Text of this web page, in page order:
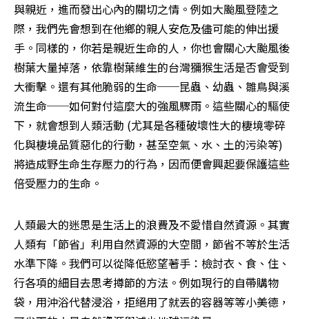
與親近，進而發出心內的關切之情。例如大颱風登陸之
際，我們先會想到在他鄉的親人安危及儘可能的伸出援
手。同樣的，你若是親近生命的人，你也會關心大颱風後
樹葉大量掉落，依靠樹葉維生的台灣獼猴生活是否會受到
大衝擊。還有其他脆弱的生命──昆蟲、幼蟲、雛鳥與溪
流生命──如何對付這麼大的強風驟雨。這些關心的驅使
下，就會想到人類活動 (尤其是各種破壞性大的棲境零碎
化與棲境品質惡化的行動，甚至空氣、水、土的污染等)
將造成野生命生存壓力的行為，因而便會興起要保護這些
倍受壓力的生命。
人類最大的迷思是生活上的浪費及不愛惜自然資源。其實
人類有「節省」利用自然資源的大空間，節省不等於生活
水準下降。我們可以從降低慾望著手：檢討衣、食、住、
行各項的細目去思考撙節的方法。例如現行的自帶購物
袋，用沖浴代替浸浴，拒絕用了就丟的容器等等小美德，